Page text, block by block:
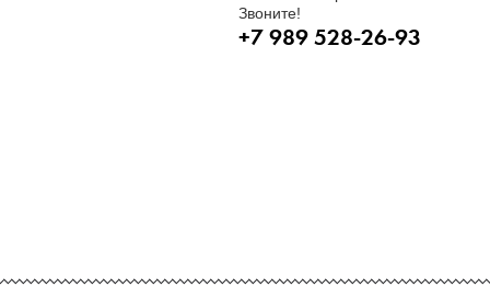
Звоните!
+7 989 528-26-93